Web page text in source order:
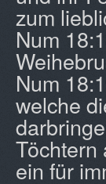
zum
Num
Num
welche
Töchtern
ein für